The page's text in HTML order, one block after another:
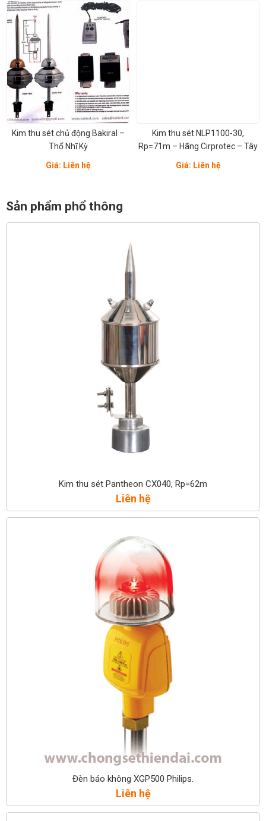
Kim thu sét chủ động Bakiral –
Thổ Nhĩ Kỳ
Giá: Liên hệ
Kim thu sét NLP1100-30,
Rp=71m – Hãng Cirprotec – Tây
Giá: Liên hệ
Sản phẩm phổ thông
Kim thu sét Pantheon CX040, Rp=62m
Liên hệ
Đèn báo không XGP500 Philips.
Liên hệ